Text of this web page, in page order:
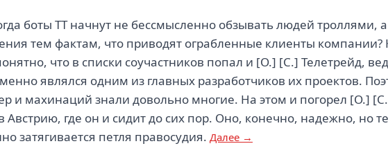
боты ТТ начнут не бессмысленно обзывать людей троллями,
тем фактам, что приводят ограбленные клиенты компании?
что в списки соучастников попал и [О.] [С.] Телетрейд,
являлся одним из главных разработчиков их проектов.
и махинаций знали довольно многие. На этом и погорел [О.]
Австрию, где он и сидит до сих пор. Оно, конечно, надежно, но
затягивается петля правосудия. Далее →